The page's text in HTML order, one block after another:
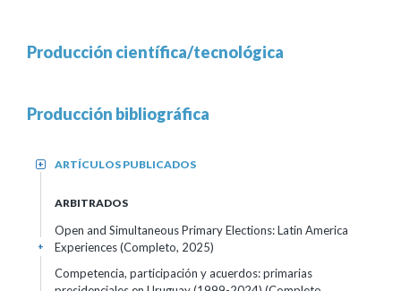
Producción científica/tecnológica
Producción bibliográfica
ARTÍCULOS PUBLICADOS
+
ARBITRADOS
Open and Simultaneous Primary Elections: Latin America
Experiences (Completo, 2025)
+
Competencia, participación y acuerdos: primarias